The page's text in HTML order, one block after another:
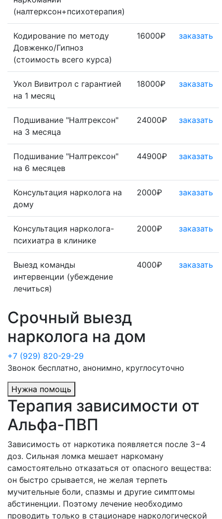
(налтерксон+психотерапия)
Кодирование по методу
Довженко/Гипноз
(стоимость всего курса)
16000₽ заказать
Укол Вивитрол с гарантией
на 1 месяц
18000₽ заказать
Подшивание "Налтрексон"
на 3 месяца
24000₽ заказать
Подшивание "Налтрексон"
на 6 месяцев
44900₽ заказать
Консультация нарколога на
дому
2000₽ заказать
Консультация нарколога-
психиатра в клинике
2000₽ заказать
Выезд команды
интервенции (убеждение
лечиться)
4000₽ заказать
Срочный выезд
нарколога на дом
+7 (929) 820-29-29
Звонок бесплатно, анонимно, круглосуточно
Нужна помощь
Терапия зависимости от
Альфа-ПВП
Зависимость от наркотика появляется после 3−4
доз. Сильная ломка мешает наркоману
самостоятельно отказаться от опасного вещества:
он быстро срывается, не желая терпеть
мучительные боли, спазмы и другие симптомы
абстиненции. Поэтому лечение необходимо
проводить только в стационаре наркологической